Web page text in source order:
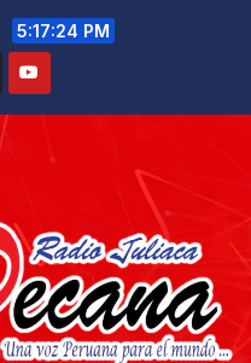
5:17:25 PM